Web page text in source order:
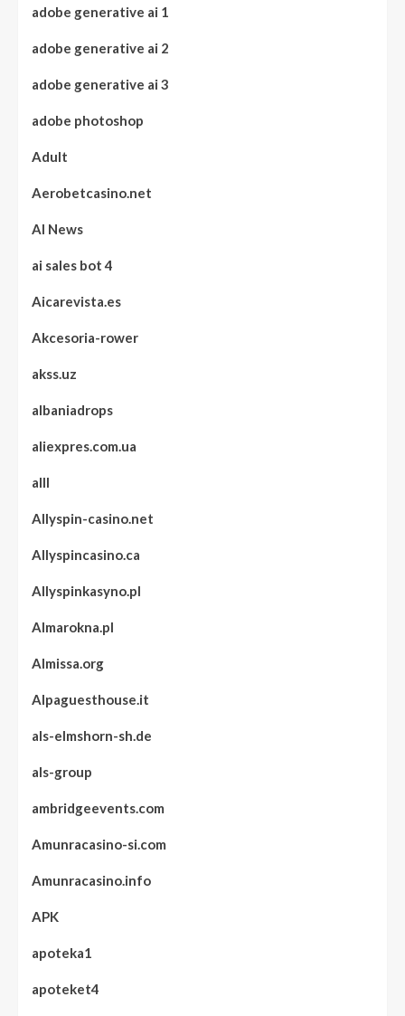
adobe generative ai 1
adobe generative ai 2
adobe generative ai 3
adobe photoshop
Adult
Aerobetcasino.net
AI News
ai sales bot 4
Aicarevista.es
Akcesoria-rower
akss.uz
albaniadrops
aliexpres.com.ua
alll
Allyspin-casino.net
Allyspincasino.ca
Allyspinkasyno.pl
Almarokna.pl
Almissa.org
Alpaguesthouse.it
als-elmshorn-sh.de
als-group
ambridgeevents.com
Amunracasino-si.com
Amunracasino.info
APK
apoteka1
apoteket4